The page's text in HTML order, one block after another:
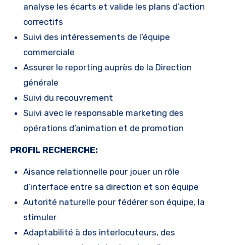
analyse les écarts et valide les plans d’action
correctifs
Suivi des intéressements de l’équipe
commerciale
Assurer le reporting auprès de la Direction
générale
Suivi du recouvrement
Suivi avec le responsable marketing des
opérations d’animation et de promotion
PROFIL RECHERCHE:
Aisance relationnelle pour jouer un rôle
d’interface entre sa direction et son équipe
Autorité naturelle pour fédérer son équipe, la
stimuler
Adaptabilité à des interlocuteurs, des